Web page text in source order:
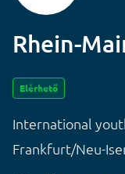
Rhein-
Elérhető
International
Frankfurt/Neu-